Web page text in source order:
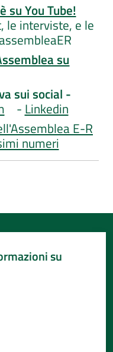
su You Tube!
le interviste, e le
su
sui social -
- Linkedin
E-R
numeri
su